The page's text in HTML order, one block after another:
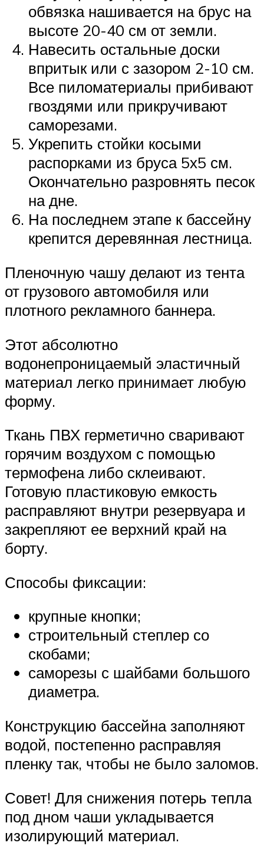
обвязка нашивается на брус на
высоте 20-40 см от земли.
Навесить остальные доски
впритык или с зазором 2-10 см.
Все пиломатериалы прибивают
гвоздями или прикручивают
саморезами.
Укрепить стойки косыми
распорками из бруса 5х5 см.
Окончательно разровнять песок
на дне.
На последнем этапе к бассейну
крепится деревянная лестница.
Пленочную чашу делают из тента
от грузового автомобиля или
плотного рекламного баннера.
Этот абсолютно
водонепроницаемый эластичный
материал легко принимает любую
форму.
Ткань ПВХ герметично сваривают
горячим воздухом с помощью
термофена либо склеивают.
Готовую пластиковую емкость
расправляют внутри резервуара и
закрепляют ее верхний край на
борту.
Способы фиксации:
крупные кнопки;
строительный степлер со
скобами;
саморезы с шайбами большого
диаметра.
Конструкцию бассейна заполняют
водой, постепенно расправляя
пленку так, чтобы не было заломов.
Совет! Для снижения потерь тепла
под дном чаши укладывается
изолирующий материал.